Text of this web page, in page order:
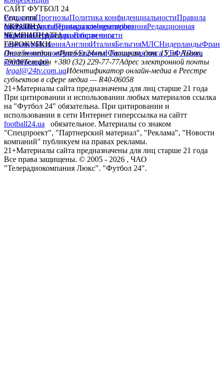
САЙТ ФУТБОЛ 24
РедакцияПрогнозыПолитика конфиденциальностиПравила
сайтуКонтактыПравила комментированияРедакционная
политикаСтруктура собственности
Соц. сети
facebookxyoutubeinstagramtelegramviber
УКРАИНА
УкраинаПервая лигаВторая лига
ЧЕМПИОНАТЫ
ГерманияИспанияАнглияИталияБельгияМЛСНидерланды
ЕВРОКУБКИ
Лига чемпионовЛига ЕвропыЮношеская лига УЕФАЛига
конференций
Онлайн-медиа «Футбол 24»пл. Галицкая, дом. 15, м. Львов,
79008Телефон +380 (32) 229-77-77Адрес электронной почты
legal@24tv.com.uaИдентификатор онлайн-медиа в Реестре
субъектов в сфере медиа — R40-06058
21+Материалы сайта предназначены для лиц старше 21 года
При цитировании и использовании любых материалов ссылка
на "Футбол 24" обязательна. При цитировании и
использовании в сети Интернет гиперссылка на сайтт
football24.ua
обязательное. Материалы со знаком
"Спецпроект", "Партнерский материал", "Реклама", "Новости
компаний" публикуем на правах рекламы.
21+Материалы сайта предназначены для лиц старше 21 года
Все права защищены. © 2005 - 2026 , ЧАО
"Телерадиокомпания Люкс". "Футбол 24".